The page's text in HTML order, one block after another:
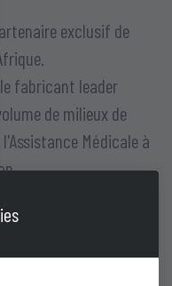
exclusif de
fabricant leader
de milieux de
Médicale à
entier pour leur